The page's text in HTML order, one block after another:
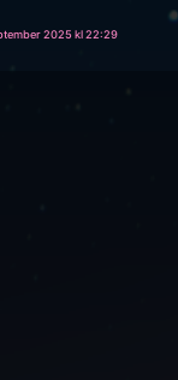
2025 kl 22:29